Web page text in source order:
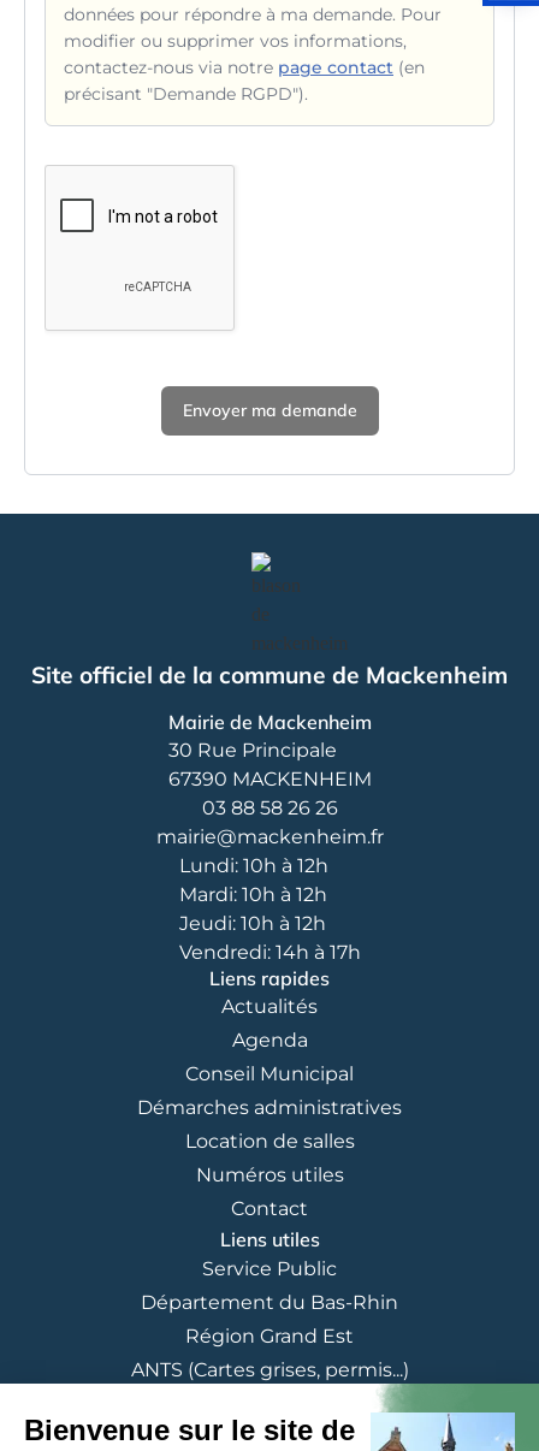
données pour répondre à ma demande. Pour
modifier ou supprimer vos informations,
contactez-nous via notre page contact (en
précisant "Demande RGPD").
Site officiel de la commune de Mackenheim
Mairie de Mackenheim
30 Rue Principale
67390 MACKENHEIM
03 88 58 26 26
mairie@mackenheim.fr
Lundi: 10h à 12h
Mardi: 10h à 12h
Jeudi: 10h à 12h
Vendredi: 14h à 17h
Liens rapides
Actualités
Agenda
Conseil Municipal
Démarches administratives
Location de salles
Numéros utiles
Contact
Liens utiles
Service Public
Département du Bas-Rhin
Région Grand Est
ANTS (Cartes grises, permis...)